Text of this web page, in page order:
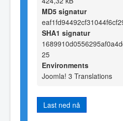
MD5 signatur
SHA1 signatur
25
Environments
Joomla! 3 Translations
Last ned nå